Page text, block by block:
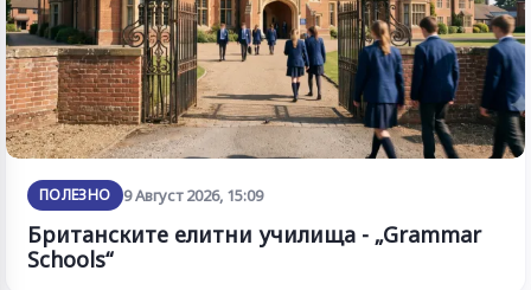
ПОЛЕЗНО 9 Август 2026, 15:09
Британските елитни училища - „Grammar
Schools“